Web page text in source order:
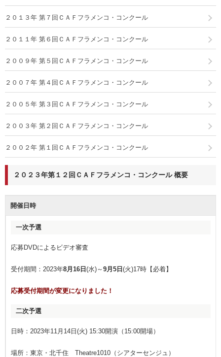
２０１３年 第７回ＣＡＦフラメンコ・コンクール
２０１１年 第６回ＣＡＦフラメンコ・コンクール
２００９年 第５回ＣＡＦフラメンコ・コンクール
２００７年 第４回ＣＡＦフラメンコ・コンクール
２００５年 第３回ＣＡＦフラメンコ・コンクール
２００３年 第２回ＣＡＦフラメンコ・コンクール
２００２年 第１回ＣＡＦフラメンコ・コンクール
２０２３年第１２回ＣＡＦフラメンコ・コンクール 概要
開催日時
一次予選
応募DVDによるビデオ審査
受付期間：2023年8月16日 (水)～ 9月5日 (火)17時【必着】
応募受付期間が変更になりました！
二次予選
日時：2023年11月14日(火) 15:30開演（15:00開場）
場所：東京・北千住 Theatre1010（シアターセンジュ）